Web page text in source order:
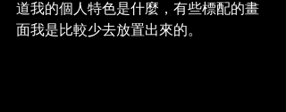
道我的個人特色是什麼，有些標配的畫
面我是比較少去放置出來的。